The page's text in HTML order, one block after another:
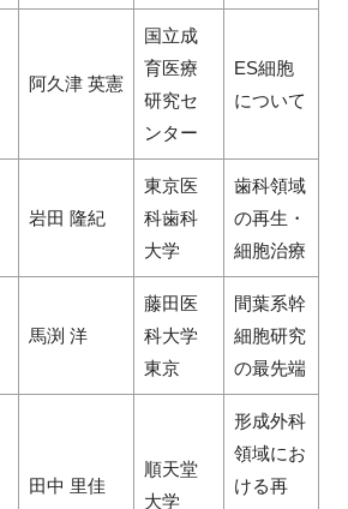
阿久津 英憲
国立成
育医療
研究セ
ンター
ES細胞
について
岩田 隆紀
東京医
科歯科
大学
歯科領域
の再生・
細胞治療
馬渕 洋
藤田医
科大学
東京
間葉系幹
細胞研究
の最先端
田中 里佳
順天堂
大学
形成外科
領域にお
ける再